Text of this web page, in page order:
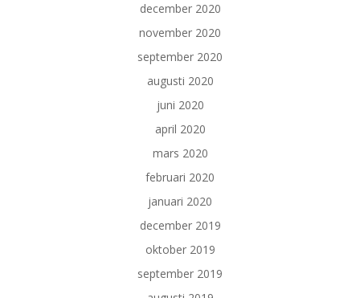
december 2020
november 2020
september 2020
augusti 2020
juni 2020
april 2020
mars 2020
februari 2020
januari 2020
december 2019
oktober 2019
september 2019